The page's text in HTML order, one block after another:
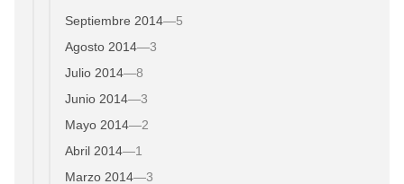
Septiembre 2014—5
Agosto 2014—3
Julio 2014—8
Junio 2014—3
Mayo 2014—2
Abril 2014—1
Marzo 2014—3